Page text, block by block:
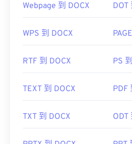
https://www.adobe.com/
https://www.file-
Webpage 到 DOCX DOT
WPS 到 DOCX
RTF 到 DOCX PS
TEXT 到 DOCX PDF
TXT 到 DOCX ODT